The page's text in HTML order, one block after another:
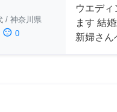
/ 神奈川県
sentiment_dissatisfied 0
ウエディ
ます 結
新婦さん